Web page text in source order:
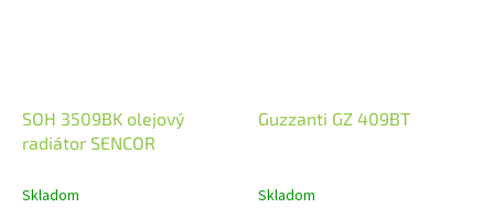
SOH 3509BK olejový
radiátor SENCOR
Skladom
Guzzanti GZ 409BT
Skladom